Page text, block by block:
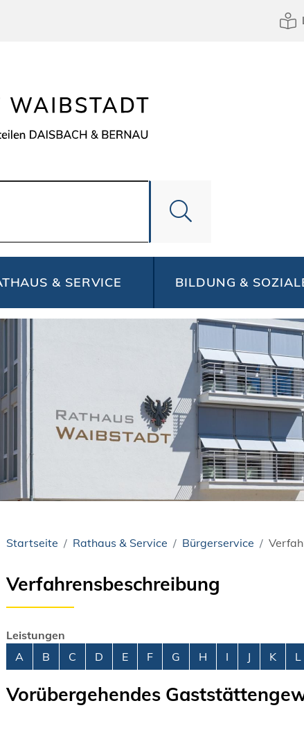
& SERVICE BILDUNG &
Startseite Rathaus & Service Bürgerservice
Verfahrensbeschreibung
Leistungen
Alphabetisches Register überspringen
A B C D E F G H I J K L
Vorübergehendes